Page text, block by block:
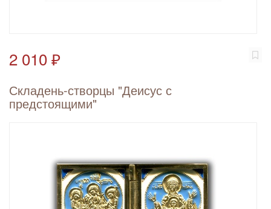
2 010 ₽
Складень-створцы "Деисус с
предстоящими"